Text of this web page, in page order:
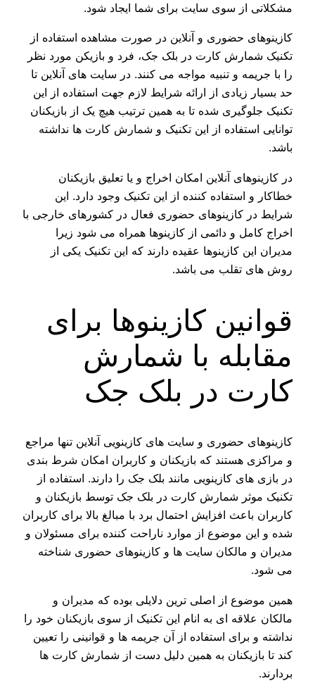
مشکلاتی از سوی سایت برای شما ایجاد شود.
کازینوهای حضوری و آنلاین در صورت مشاهده استفاده از
تکنیک شمارش کارت در بلک جک، فرد و بازیکن مورد نظر
را با جریمه و تنبیه مواجه می کنند. در سایت های آنلاین تا
حد بسیار زیادی از ارائه شرایط لازم جهت استفاده از این
تکنیک جلوگیری شده تا به همین ترتیب هیچ یک از بازیکنان
توانایی استفاده از این تکنیک و شمارش کارت ها نداشته
باشد.
در کازینوهای آنلاین امکان اخراج و یا تعلیق بازیکنان
خطاکار و استفاده کننده از این تکنیک وجود دارد. این
شرایط در کازینوهای حضوری فعال در کشورهای خارجی با
اخراج کامل و دائمی از کازینوها همراه می شود زیرا
مدیران این کازینوها عقیده دارند که این تکنیک یکی از
روش های تقلب می باشد.
قوانین کازینوها برای
مقابله با شمارش
کارت در بلک جک
کازینوهای حضوری و سایت های کازینویی آنلاین تنها مراجع
و مراکزی هستند که بازیکنان و کاربران امکان شرط بندی
در بازی های کازینویی مانند بلک جک را دارند. استفاده از
تکنیک موثر شمارش کارت در بلک جک توسط بازیکنان و
کاربران باعث افزایش احتمال برد با مبالغ بالا برای کاربران
شده و این موضوع از موارد ناراحت کننده برای مسئولان و
مدیران و مالکان سایت ها و کازینوهای حضوری شناخته
می شود.
همین موضوع از اصلی ترین دلایلی بوده که مدیران و
مالکان علاقه ای به انام این تکنیک از سوی بازیکنان خود را
نداشته و برای استفاده از آن جریمه ها و قوانینی را تعیین
کند تا بازیکنان به همین دلیل دست از شمارش کارت ها
بردارند.